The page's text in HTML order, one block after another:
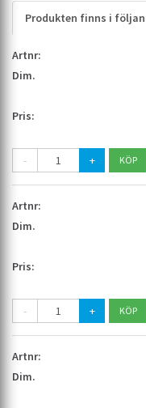
Produkten finns i
- +
- +